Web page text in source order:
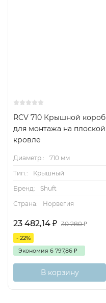
RCV 710 Крышной короб
для монтажа на плоской
кровле
Диаметр.:
710 мм
Тип.:
Крышный
Бренд:
Shuft
Страна:
Норвегия
23 482,14 ₽ 30 280₽
- 22%
Экономия 6 797,86 ₽
В корзину